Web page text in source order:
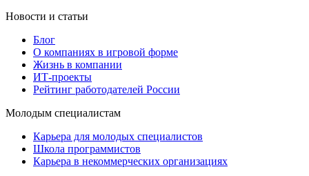
Новости и статьи
Блог
О компаниях в игровой форме
Жизнь в компании
ИТ-проекты
Рейтинг работодателей России
Молодым специалистам
Карьера для молодых специалистов
Школа программистов
Карьера в некоммерческих организациях